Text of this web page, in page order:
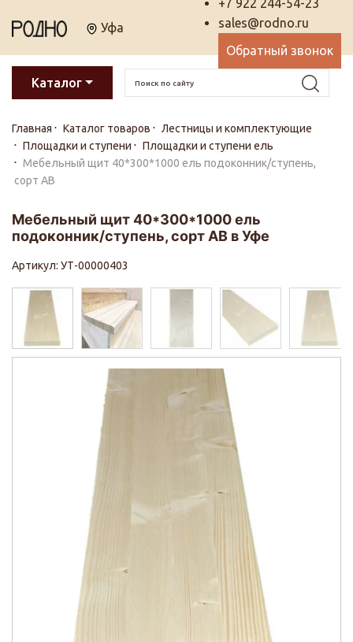
Уфа
+7 922 244-54-23
sales@rodno.ru
Обратный звонок
Каталог
Главная Каталог товаров
Лестницы и комплектующие
Площадки и ступени
Площадки и ступени ель
Мебельный щит 40*300*1000 ель подоконник/ступень,
сорт АВ
Мебельный щит 40*300*1000 ель
подоконник/ступень, сорт АВ в Уфе
Артикул: УТ-00000403